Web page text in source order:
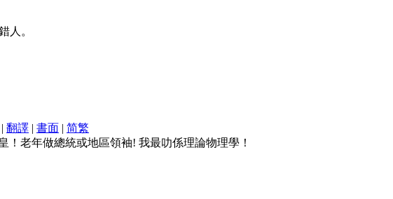
人。
| 翻譯 | 書面 | 简繁
！老年做總統或地區領袖! 我最叻係理論物理學！